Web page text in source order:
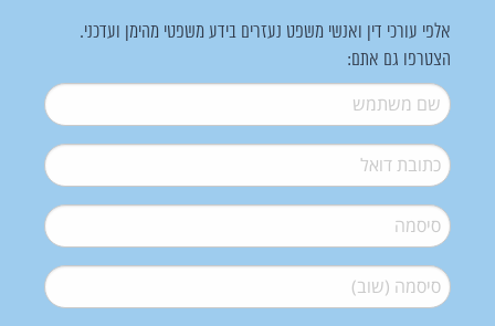
אלפי עורכי דין ואנשי משפט נעזרים בידע משפטי מהימן ועדכני.
הצטרפו גם אתם:
שם משתמש*
דואל*
סיסמה*
סיסמה (שוב)*